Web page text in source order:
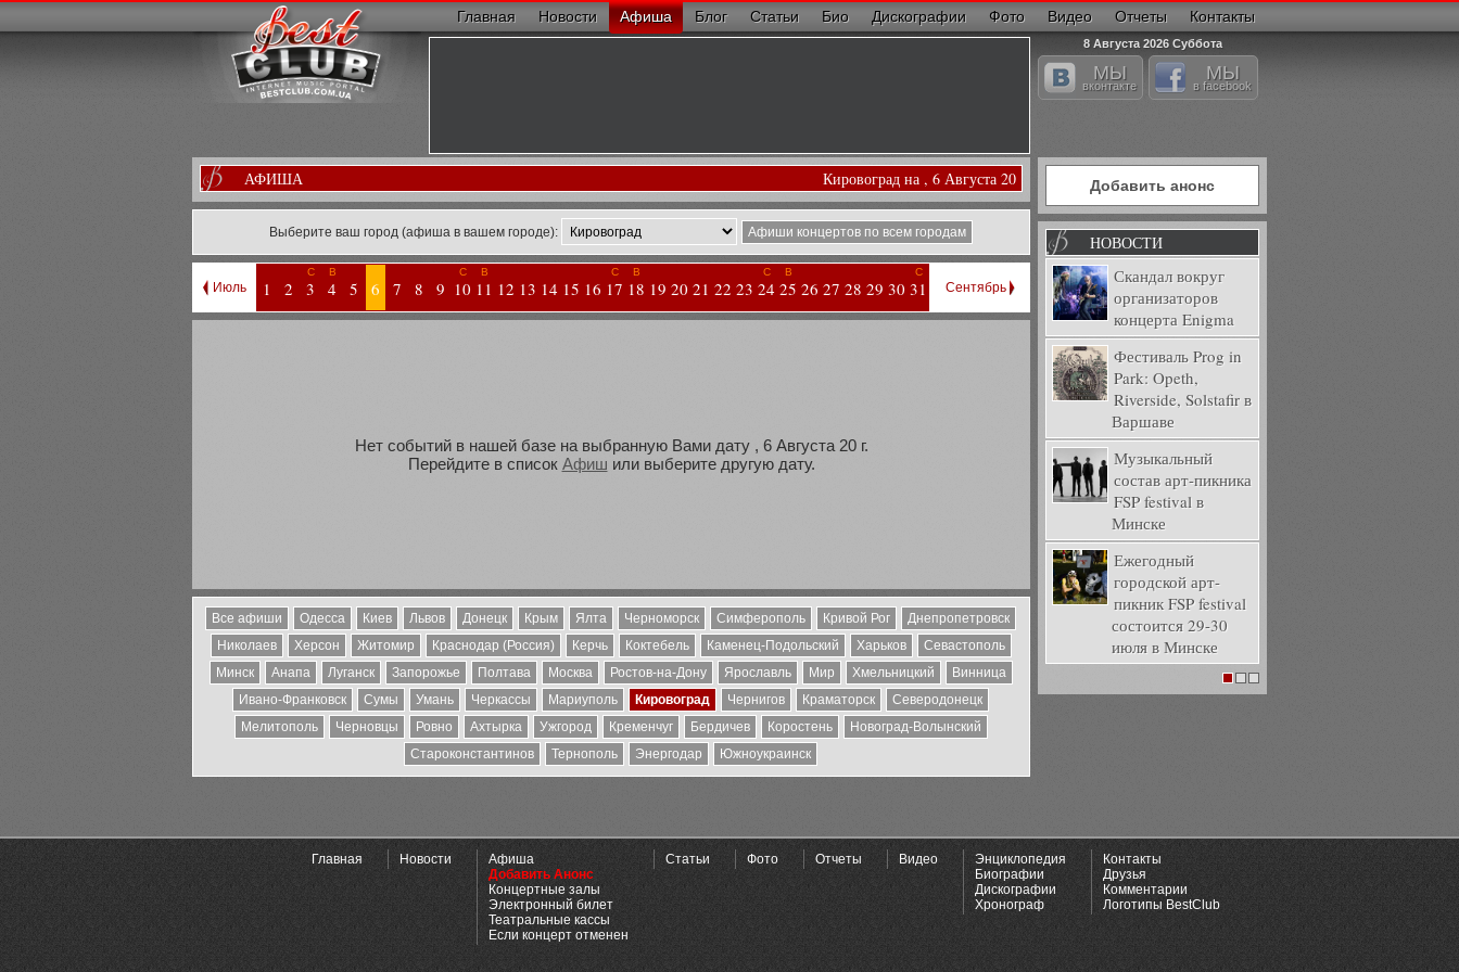
Главная Новости Афиша Блог Статьи Био Дискографии Фото Видео Отчеты Контакты
8 Августа 2026 Суббота
МЫ
вконтакте
МЫ
в facebook
АФИША Кировоград на , 6 Августа 20
Выберите ваш город (афиша в вашем городе): Афиши концертов по всем городам
Июль 1 2
С
3
В
4 5 6 7 8 9
С
10
В
11 12 13 14 15 16
С
17
В
18 19 20 21 22 23
С
24
В
25 26 27 28 29 30
С
31 Сентябрь
Нет событий в нашей базе на выбранную Вами дату , 6 Августа 20 г.
Перейдите в список Афиш или выберите другую дату.
Все афиши Одесса Киев Львов Донецк Крым Ялта Черноморск Симферополь Кривой Рог
Днепропетровск
Николаев
Херсон Житомир Краснодар (Россия) Керчь Коктебель Каменец-Подольский Харьков
Севастополь
Минск
Анапа Луганск Запорожье Полтава Москва Ростов-на-Дону Ярославль Мир Хмельницкий
Винница
Ивано-Франковск
Сумы Умань Черкассы Мариуполь Кировоград Чернигов Краматорск
Северодонецк
Мелитополь
Черновцы Ровно Ахтырка Ужгород Кременчуг Бердичев Коростень
Новоград-Волынский
Староконстантинов
Тернополь Энергодар Южноукраинск
Добавить анонс
НОВОСТИ
Скандал вокруг
организаторов
концерта Enigma
Фестиваль Prog in
Park: Opeth,
Riverside, Solstafir в
Варшаве
Музыкальный
состав арт-пикника
FSP festival в
Минске
Ежегодный
городской арт-
пикник FSP festival
состоится 29-30
июля в Минске
Главная Новости
Афиша
Добавить Анонс
Концертные залы
Электронный билет
Театральные кассы
Если концерт отменен
Статьи Фото Отчеты Видео
Энциклопедия
Биографии
Дискографии
Хронограф
Контакты
Друзья
Комментарии
Логотипы BestClub